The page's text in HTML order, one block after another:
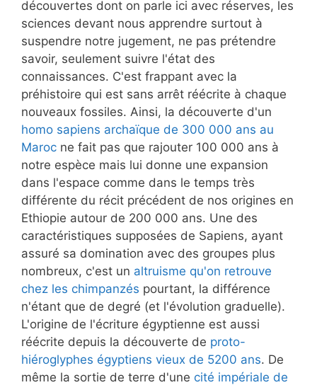
découvertes dont on parle ici avec réserves, les
sciences devant nous apprendre surtout à
suspendre notre jugement, ne pas prétendre
savoir, seulement suivre l'état des
connaissances. C'est frappant avec la
préhistoire qui est sans arrêt réécrite à chaque
nouveaux fossiles. Ainsi, la découverte d'un
homo sapiens archaïque de 300 000 ans au
Maroc ne fait pas que rajouter 100 000 ans à
notre espèce mais lui donne une expansion
dans l'espace comme dans le temps très
différente du récit précédent de nos origines en
Ethiopie autour de 200 000 ans. Une des
caractéristiques supposées de Sapiens, ayant
assuré sa domination avec des groupes plus
nombreux, c'est un altruisme qu'on retrouve
chez les chimpanzés pourtant, la différence
n'étant que de degré (et l'évolution graduelle).
L'origine de l'écriture égyptienne est aussi
réécrite depuis la découverte de proto-
hiéroglyphes égyptiens vieux de 5200 ans. De
même la sortie de terre d'une cité impériale de